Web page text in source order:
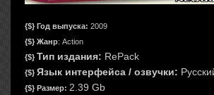
{$} Год выпуска: 2009
{$} Жанр: Action
{$} Тип издания: RePack
{$} Язык интерфейса / озвучки:
{$} Размер: 2.39 Gb